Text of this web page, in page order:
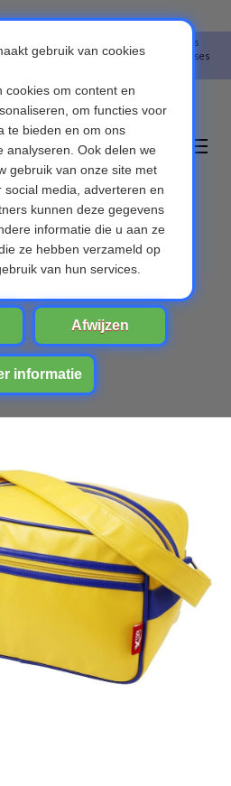
geen pakketjes verstuurd. Alles
op 10-08-2026 verzonden. Onze excuses
begrip.
Verlanglijst
14l – Schoudertas - Compact
slideshow Items